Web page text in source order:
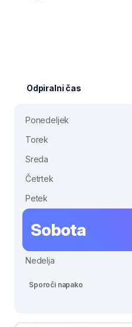
Odpiralni čas
Ponedeljek
Torek
Sreda
Četrtek
Petek
Sobota
Nedelja
Sporoči napako